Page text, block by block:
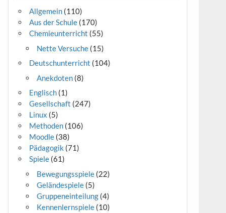
Allgemein (110)
Aus der Schule (170)
Chemieunterricht (55)
Nette Versuche (15)
Deutschunterricht (104)
Anekdoten (8)
Englisch (1)
Gesellschaft (247)
Linux (5)
Methoden (106)
Moodle (38)
Pädagogik (71)
Spiele (61)
Bewegungsspiele (22)
Geländespiele (5)
Gruppeneinteilung (4)
Kennenlernspiele (10)